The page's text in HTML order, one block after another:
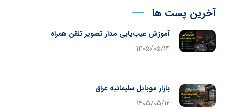
آخرین پست ها
آموزش عیب‌یابی مدار تصویر تلفن همراه
1405/05/14
بازار موبایل سلیمانیه عراق
1405/05/12